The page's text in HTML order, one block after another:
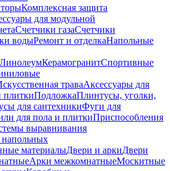
Комплексная защита
для модульной
Счетчики газаСчетчики
водыРемонт и отделкаНапольные
ЛинолеумКерамогранитСпортивные
траваАксессуары для
плиткиПодложкаПлинтусы, уголки,
для сантехникиФуги для
для пола и плиткиПриспособления
выравнивания
напольных
материалыДвери и аркиДвери
Арки межкомнатныеМоскитные